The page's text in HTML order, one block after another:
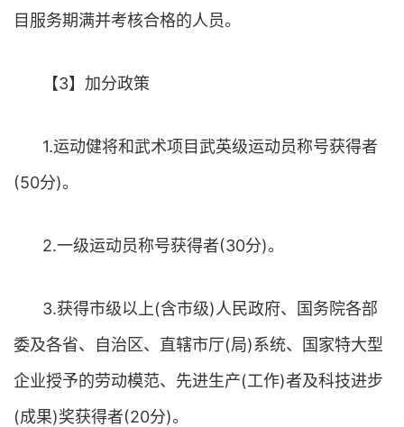
目服务期满并考核合格的人员。
【3】加分政策
1.运动健将和武术项目武英级运动员称号获得者
(50分)。
2.一级运动员称号获得者(30分)。
3.获得市级以上(含市级)人民政府、国务院各部
委及各省、自治区、直辖市厅(局)系统、国家特大型
企业授予的劳动模范、先进生产(工作)者及科技进步
(成果)奖获得者(20分)。